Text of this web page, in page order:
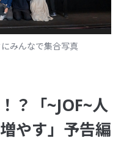
みんなで集合写真
？「~JOF~人
やす」予告編